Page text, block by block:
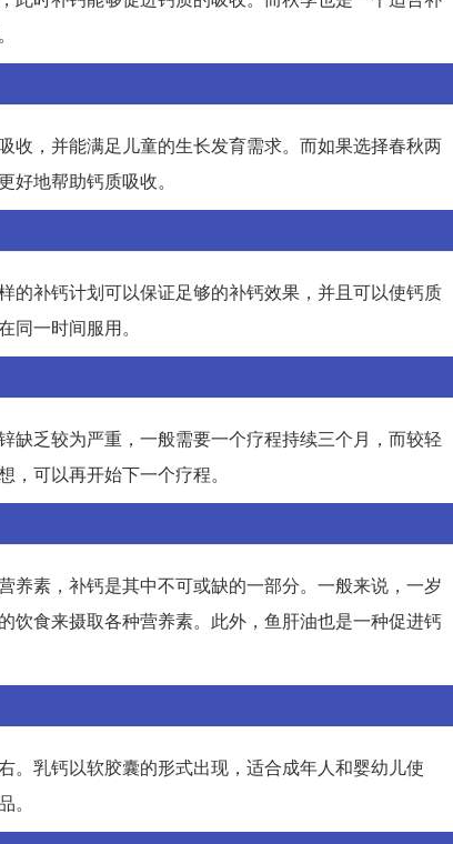
收，并能满足儿童的生长发育需求。而如果选择春秋两
地帮助钙质吸收。
的补钙计划可以保证足够的补钙效果，并且可以使钙质
一时间服用。
缺乏较为严重，一般需要一个疗程持续三个月，而较轻
可以再开始下一个疗程。
养素，补钙是其中不可或缺的一部分。一般来说，一岁
饮食来摄取各种营养素。此外，鱼肝油也是一种促进钙
。乳钙以软胶囊的形式出现，适合成年人和婴幼儿使